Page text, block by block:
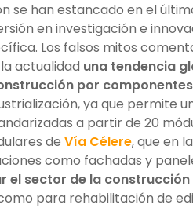
se han estancado en el
en investigación e
Los falsos mitos
actualidad una tendencia
por componentes
ya que permite
a partir de 20
de Vía Célere, que en
como fachadas y
el sector de la construcción
para rehabilitación de